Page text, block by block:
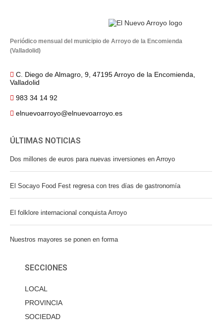
Periódico mensual del municipio de Arroyo de la Encomienda
(Valladolid)
C. Diego de Almagro, 9, 47195 Arroyo de la Encomienda,
Valladolid
983 34 14 92
elnuevoarroyo@elnuevoarroyo.es
ÚLTIMAS NOTICIAS
Dos millones de euros para nuevas inversiones en Arroyo
El Socayo Food Fest regresa con tres días de gastronomía
El folklore internacional conquista Arroyo
Nuestros mayores se ponen en forma
SECCIONES
LOCAL
PROVINCIA
SOCIEDAD